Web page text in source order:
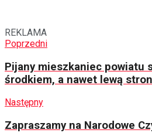
REKLAMA
Poprzedni
Pijany mieszkaniec powiatu
środkiem, a nawet lewą
Następny
Zapraszamy na Narodowe